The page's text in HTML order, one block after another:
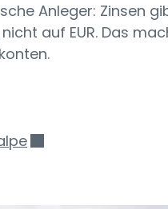
Anleger: Zinsen
auf EUR. Das